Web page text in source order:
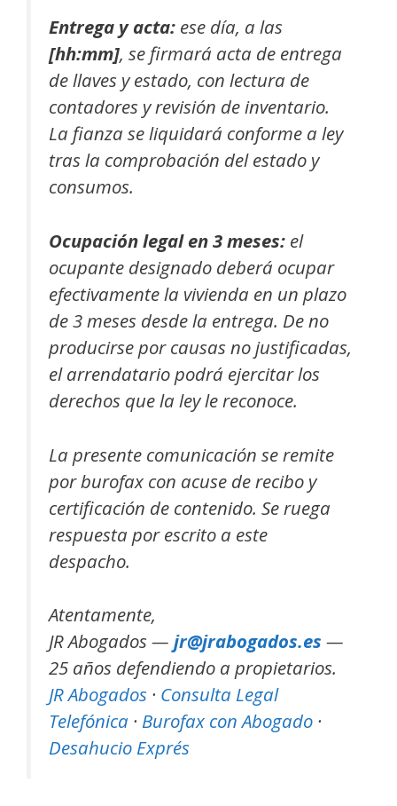
Entrega y acta: ese día, a las
[hh:mm], se firmará acta de entrega
de llaves y estado, con lectura de
contadores y revisión de inventario.
La fianza se liquidará conforme a ley
tras la comprobación del estado y
consumos.
Ocupación legal en 3 meses: el
ocupante designado deberá ocupar
efectivamente la vivienda en un plazo
de 3 meses desde la entrega. De no
producirse por causas no justificadas,
el arrendatario podrá ejercitar los
derechos que la ley le reconoce.
La presente comunicación se remite
por burofax con acuse de recibo y
certificación de contenido. Se ruega
respuesta por escrito a este
despacho.
Atentamente,
JR Abogados — jr@jrabogados.es —
25 años defendiendo a propietarios.
JR Abogados · Consulta Legal
Telefónica · Burofax con Abogado ·
Desahucio Exprés